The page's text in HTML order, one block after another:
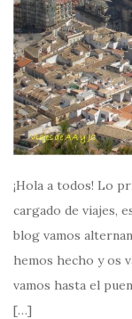
¡Hola a todos! Lo
cargado de viajes,
blog vamos
hemos hecho y os
vamos hasta el
[…]